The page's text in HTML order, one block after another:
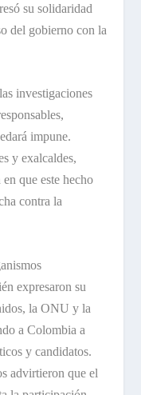
su solidaridad
del gobierno con la
investigaciones
impune.
y exalcaldes,
que este hecho
contra la
expresaron su
la ONU y la
a Colombia a
y candidatos.
advirtieron que el